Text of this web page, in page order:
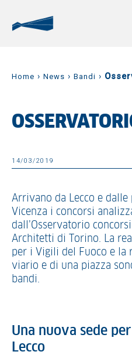
Home › News › Bandi ›
14/03/2019
Arrivano da Lecco e dalle
Vicenza i concorsi
dall’Osservatorio
Architetti di Torino. La
per i Vigili del Fuoco e la
viario e di una piazza
bandi.
Una nuova sede
Lecco